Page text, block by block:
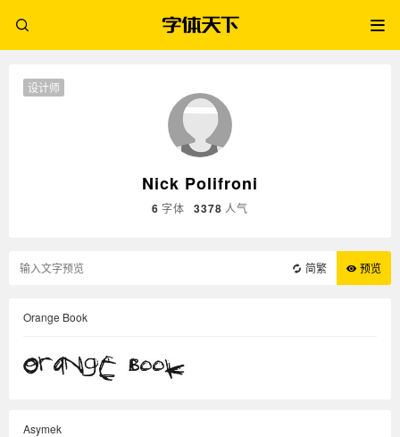
Nick Polifroni
6 字体 3378 人气
设计师
简繁 预览
Orange Book
Asymek